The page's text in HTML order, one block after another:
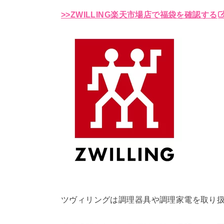
>>ZWILLING楽天市場店で福袋を確認する
ツヴィリングは調理器具や調理家電を取り